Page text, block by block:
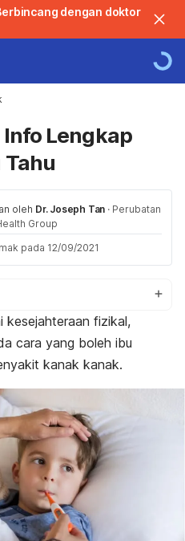
dengan doktor
Lengkap
Tahu
oleh Dr. Joseph Tan · Perubatan
Group
pada 12/09/2021
kesejahteraan fizikal,
cara yang boleh ibu
kanak kanak.